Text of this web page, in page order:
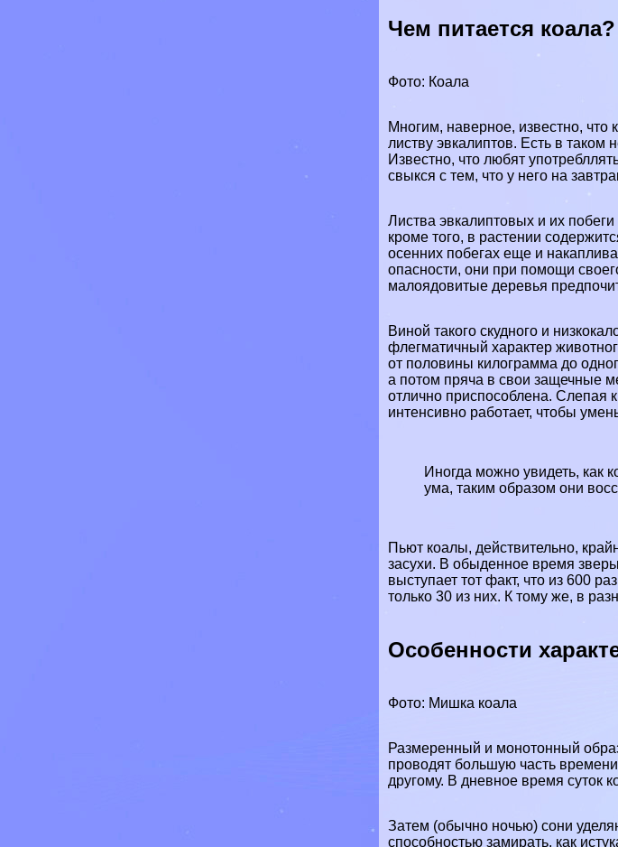
Чем питается коала?
Фото: Коала
Многим, наверное, известно, что
листву эвкалиптов. Есть в
Известно, что любят
свыкся с тем, что у него на
Листва эвкалиптовых и их
кроме того, в растении
осенних побегах еще и
опасности, они при помощи
малоядовитые деревья
Виной такого скудного и
флегматичный хаpaктер
от половины килограмма до
а потом пряча в свои защечные
отлично приспособлена. Слепая
интенсивно работает, чтобы
Иногда можно увидеть, как
ума, таким образом они
Пьют коалы, действительно,
засухи. В обыденное время
выступает тот факт, что из 600
только 30 из них. К тому же, в
Особенности
Фото: Мишка коала
Размеренный и монотонный
проводят большую часть
другому. В дневное время суток
Затем (обычно ночью) сони
способностью замирать, как